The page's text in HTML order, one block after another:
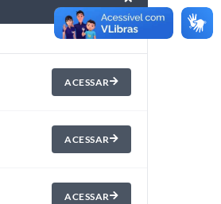
ACESSAR
ACESSAR
ACESSAR